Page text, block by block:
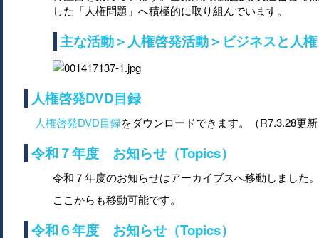
した「人権問題」へ積極的に取り組んでいます。
主な活動＞人権啓発活動＞ビジネスと人権
人権啓発DVD目録
人権啓発DVD目録をダウンロードできます。（R7.3.28更
令和７年度 お知らせ（Topics）
令和７年度のお知らせはアーカイブスへ移動しました。
ここからも移動可能です。
令和６年度 お知らせ（Topics）